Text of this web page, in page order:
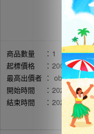
商品數量 ： 1
起標價格
： 20000円
最高出價者 ： obi******** /
開始時間
： 2026年05月
結束時間
： 2026年05月